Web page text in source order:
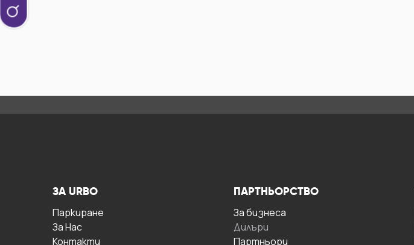
ЗА URBO
Паркиране
За Hас
Контакти
ПАРТНЬОРСТВО
За бизнесa
Дилъри
Партньори